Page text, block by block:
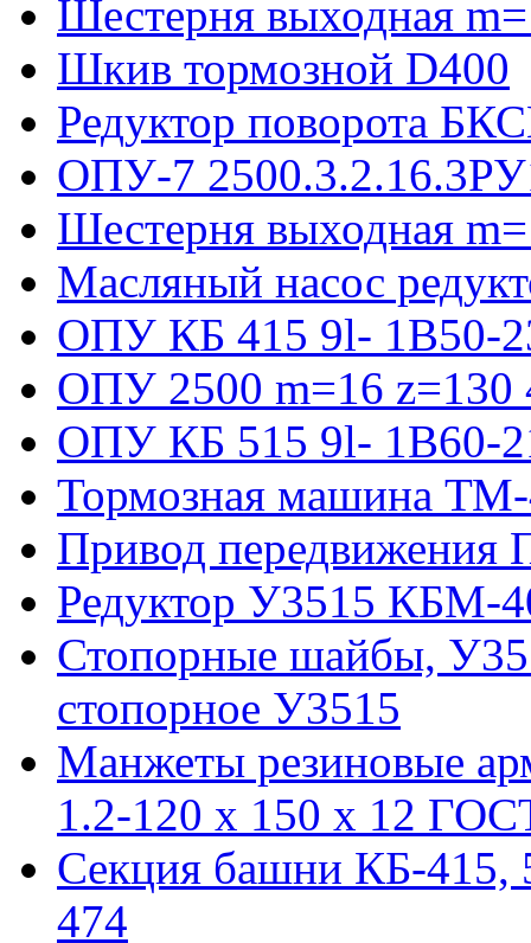
Шестерня выходная
Шкив тормозной D400
Редуктор поворота
ОПУ-7
Шестерня выходная
Масляный насос
ОПУ КБ 415 9l- 1B50-
ОПУ 2500 m=16 z=130
ОПУ КБ 515 9l- 1B60-
Тормозная машина
Привод передвижения
Редуктор У3515 КБМ-
Стопорные шайбы,
стопорное У3515
Манжеты резиновые
1.2-120 x 150 x 12
Секция башни КБ-415,
474